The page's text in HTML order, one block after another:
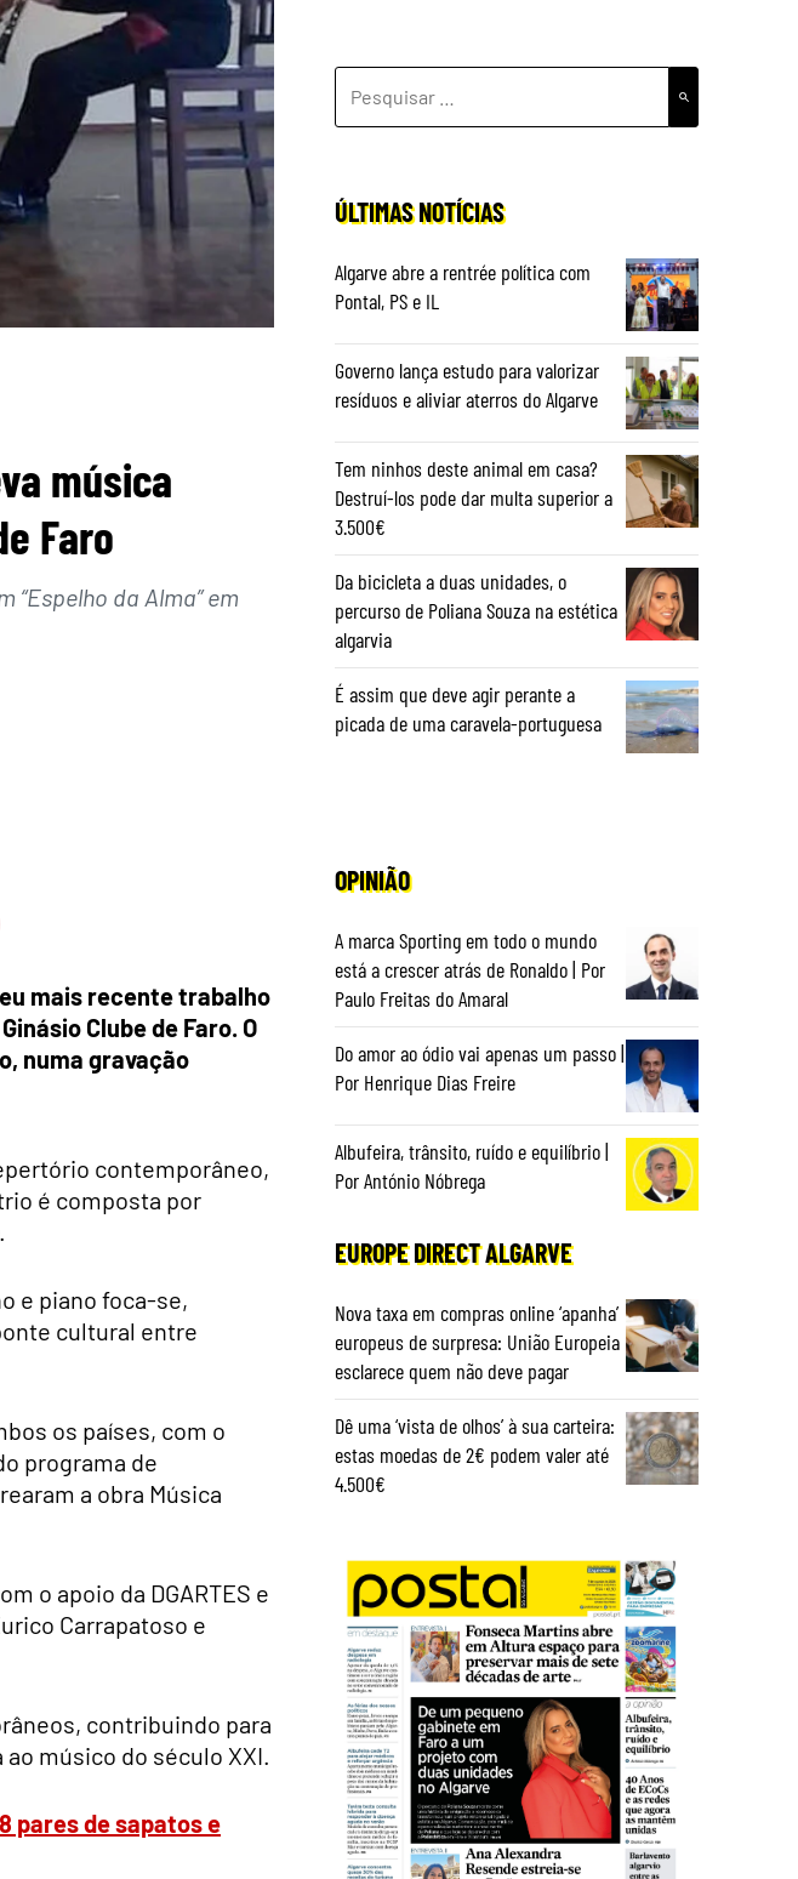
música
Faro
“Espelho da Alma” em
mais recente trabalho
Clube de Faro. O
numa gravação
contemporâneo,
é composta por
e piano foca-se,
cultural entre
os países, com o
programa de
a obra Música
o apoio da DGARTES e
Carrapatoso e
contribuindo para
músico do século XXI.
pares de sapatos e
POR:
ÚLTIMAS NOTÍCIAS
Algarve abre a rentrée política com
Pontal, PS e IL
Governo lança estudo para valorizar
resíduos e aliviar aterros do Algarve
Tem ninhos deste animal em casa?
Destruí-los pode dar multa superior a
3.500€
Da bicicleta a duas unidades, o
percurso de Poliana Souza na estética
algarvia
É assim que deve agir perante a
picada de uma caravela-portuguesa
OPINIÃO
A marca Sporting em todo o mundo
está a crescer atrás de Ronaldo | Por
Paulo Freitas do Amaral
Do amor ao ódio vai apenas um passo |
Por Henrique Dias Freire
Albufeira, trânsito, ruído e equilíbrio |
Por António Nóbrega
EUROPE DIRECT ALGARVE
Nova taxa em compras online ‘apanha’
europeus de surpresa: União Europeia
esclarece quem não deve pagar
Dê uma ‘vista de olhos’ à sua carteira:
estas moedas de 2€ podem valer até
4.500€